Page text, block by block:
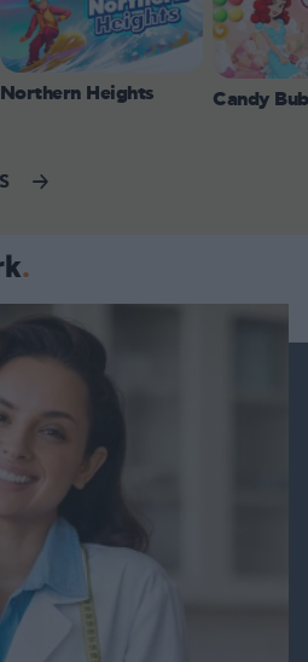
Northern Heights Candy